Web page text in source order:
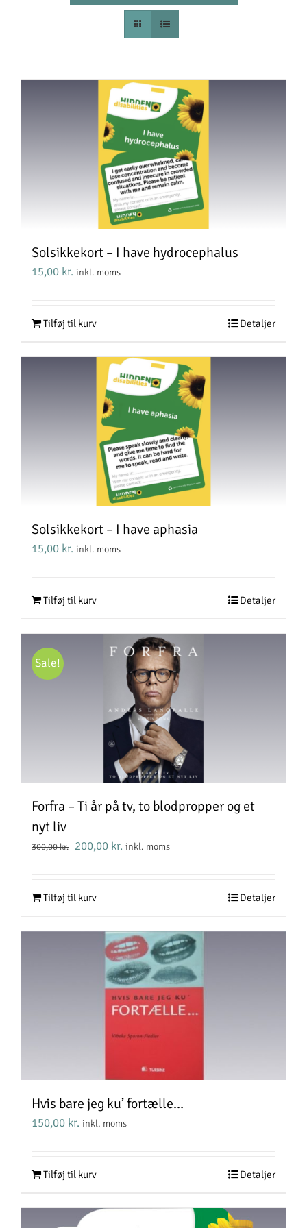
Solsikkekort – I have hydrocephalus
15,00 kr. inkl. moms
Tilføj til kurv Detaljer
Solsikkekort – I have aphasia
15,00 kr. inkl. moms
Tilføj til kurv Detaljer
Sale!
Forfra – Ti år på tv, to blodpropper og et
nyt liv
300,00kr.
Den
var:
200,00 kr. Den
inkl. moms
Tilføj til kurv Detaljer
Hvis bare jeg ku’ fortælle…
150,00 kr. inkl. moms
Tilføj til kurv Detaljer